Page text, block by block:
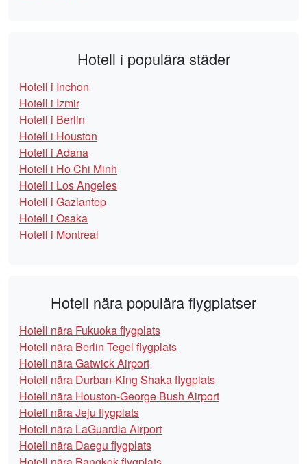
Hotell i populära städer
Hotell i Inchon
Hotell i Izmir
Hotell i Berlin
Hotell i Houston
Hotell i Adana
Hotell i Ho Chi Minh
Hotell i Los Angeles
Hotell i Gaziantep
Hotell i Osaka
Hotell i Montreal
Hotell nära populära flygplatser
Hotell nära Fukuoka flygplats
Hotell nära Berlin Tegel flygplats
Hotell nära Gatwick Airport
Hotell nära Durban-King Shaka flygplats
Hotell nära Houston-George Bush Airport
Hotell nära Jeju flygplats
Hotell nära LaGuardia Airport
Hotell nära Daegu flygplats